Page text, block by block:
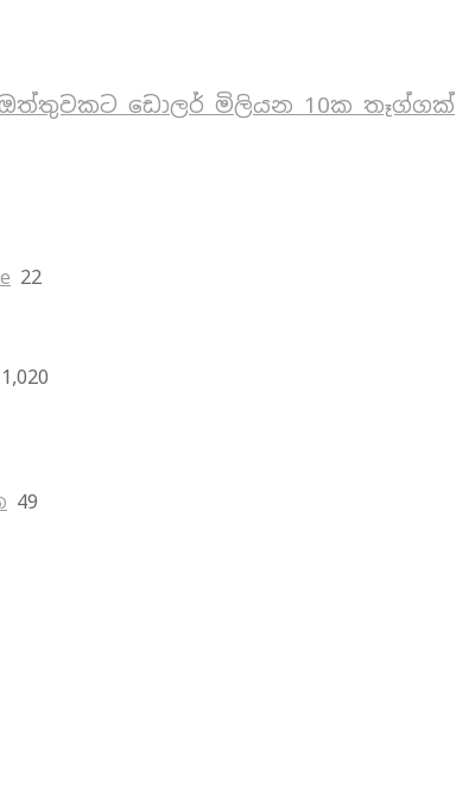
ඩොලර් මිලියන 10ක තෑග්ගක්
22
1,020
49